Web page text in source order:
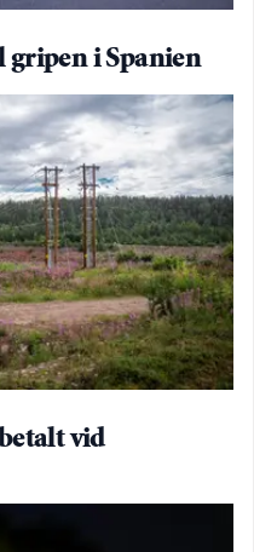
i Spanien
vid